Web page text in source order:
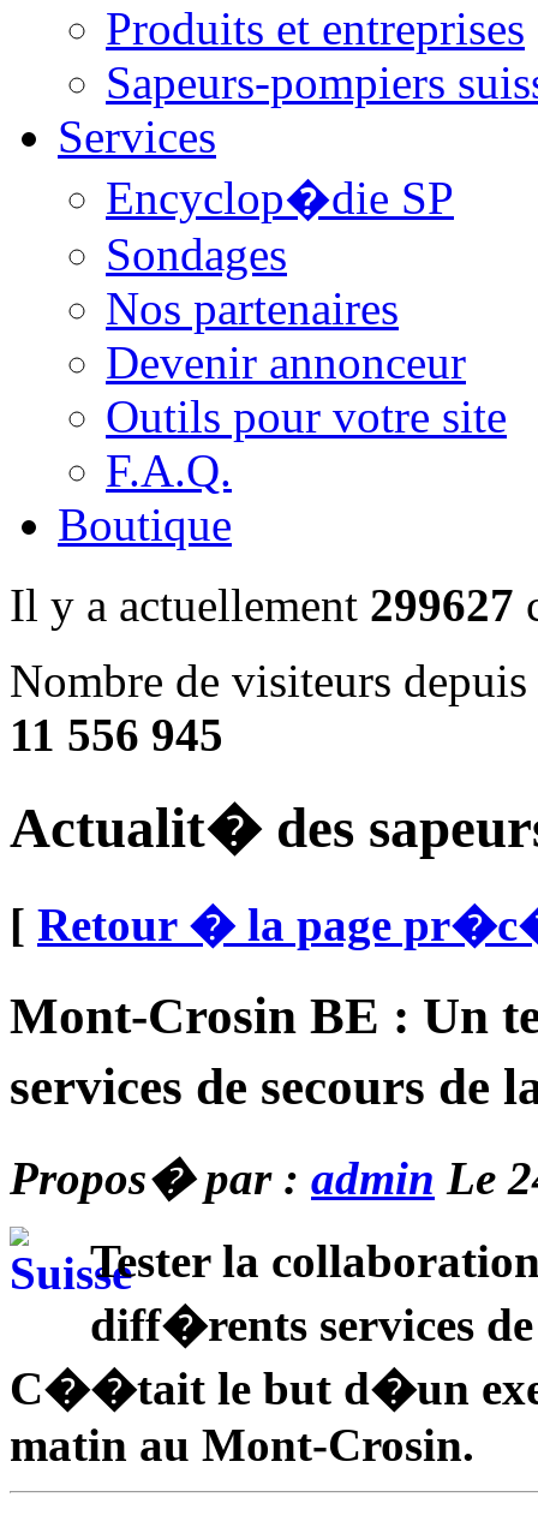
Produits et entreprises
Sapeurs-pompiers
Services
Encyclop�die SP
Sondages
Nos partenaires
Devenir annonceur
Outils pour votre site
F.A.Q.
Boutique
Il y a actuellement 299627
Nombre de visiteurs
11 556 945
Actualit� des
[ Retour � la page
Mont-Crosin BE : Un
services de secours de
Propos� par : admin Le
Tester la
diff�rents services
C��tait le but d�un
matin au Mont-Crosin.